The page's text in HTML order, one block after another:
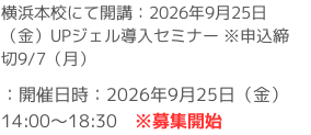
横浜本校にて開講：2026年9月25日
（金）UPジェル導入セミナー ※申込締
切9/7（月）
：開催日時：2026年9月25日（金）
14:00〜18:30 ※募集開始